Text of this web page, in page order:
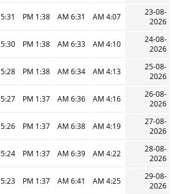
23-08-
2026
4:07 AM
6:31 AM
1:38 PM
5:31 PM
24-08-
2026
4:10 AM
6:33 AM
1:38 PM
5:30 PM
25-08-
2026
4:13 AM
6:34 AM
1:38 PM
5:28 PM
26-08-
2026
4:16 AM
6:36 AM
1:37 PM
5:27 PM
27-08-
2026
4:19 AM
6:38 AM
1:37 PM
5:26 PM
28-08-
2026
4:22 AM
6:39 AM
1:37 PM
5:24 PM
29-08-
2026
4:25 AM
6:41 AM
1:37 PM
5:23 PM